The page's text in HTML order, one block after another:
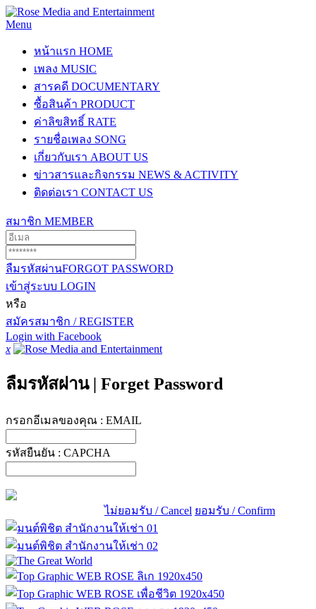
Menu
หน้าแรก HOME
เพลง MUSIC
สารคดี DOCUMENTARY
ซื้อสินค้า PRODUCT
ค่าลิขสิทธิ์ RATE
รายชื่อเพลง SONG
เกี่ยวกับเรา ABOUT US
ข่าวสารและกิจกรรม NEWS & ACTIVITY
ติดต่อเรา CONTACT US
สมาชิก MEMBER
ลืมรหัสผ่านFORGOT PASSWORD
เข้าสู่ระบบ LOGIN
หรือ
สมัครสมาชิก / REGISTER
Login with Facebook
x
ลืมรหัสผ่าน | Forget Password
กรอกอีเมลของคุณ : EMAIL
รหัสยืนยัน : CAPCHA
ไม่ยอมรับ / Cancel ยอมรับ / Confirm